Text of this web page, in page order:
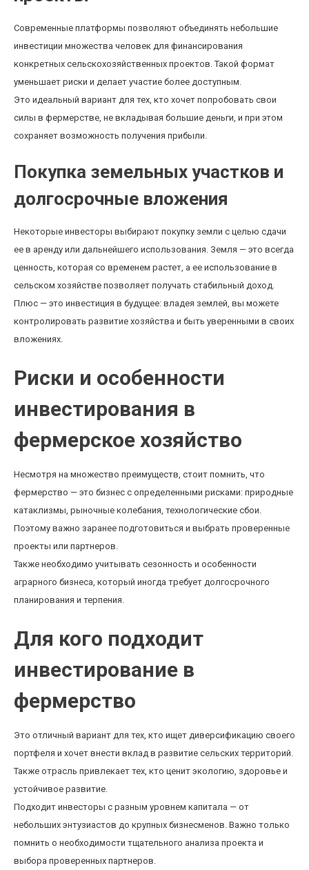
Современные платформы позволяют объединять небольшие
инвестиции множества человек для финансирования
конкретных сельскохозяйственных проектов. Такой формат
уменьшает риски и делает участие более доступным.
Это идеальный вариант для тех, кто хочет попробовать свои
силы в фермерстве, не вкладывая большие деньги, и при этом
сохраняет возможность получения прибыли.
Покупка земельных участков и
долгосрочные вложения
Некоторые инвесторы выбирают покупку земли с целью сдачи
ее в аренду или дальнейшего использования. Земля — это всегда
ценность, которая со временем растет, а ее использование в
сельском хозяйстве позволяет получать стабильный доход.
Плюс — это инвестиция в будущее: владея землей, вы можете
контролировать развитие хозяйства и быть уверенными в своих
вложениях.
Риски и особенности
инвестирования в
фермерское хозяйство
Несмотря на множество преимуществ, стоит помнить, что
фермерство — это бизнес с определенными рисками: природные
катаклизмы, рыночные колебания, технологические сбои.
Поэтому важно заранее подготовиться и выбрать проверенные
проекты или партнеров.
Также необходимо учитывать сезонность и особенности
аграрного бизнеса, который иногда требует долгосрочного
планирования и терпения.
Для кого подходит
инвестирование в
фермерство
Это отличный вариант для тех, кто ищет диверсификацию своего
портфеля и хочет внести вклад в развитие сельских территорий.
Также отрасль привлекает тех, кто ценит экологию, здоровье и
устойчивое развитие.
Подходит инвесторы с разным уровнем капитала — от
небольших энтузиастов до крупных бизнесменов. Важно только
помнить о необходимости тщательного анализа проекта и
выбора проверенных партнеров.